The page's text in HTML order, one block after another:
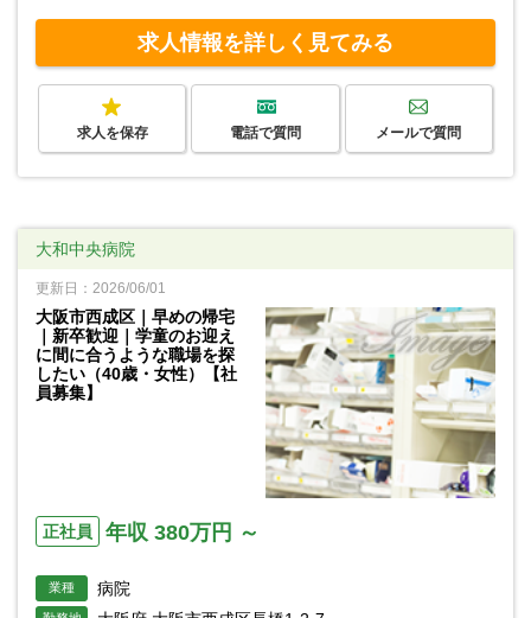
求人情報を詳しく見てみる
求人を保存 電話で質問 メールで質問
大和中央病院
更新日：2026/06/01
大阪市西成区｜早めの帰宅
｜新卒歓迎｜学童のお迎え
に間に合うような職場を探
したい（40歳・女性）【社
員募集】
正社員 年収 380万円 ～
業種 病院